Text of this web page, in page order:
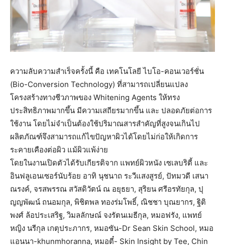
ความลับความสำเร็จครั้งนี้ คือ เทคโนโลยี ไบโอ-คอนเวอร์ชั่น
(Bio-Conversion Technology) ที่สามารถเปลี่ยนแปลง
โครงสร้างทางชีวภาพของ Whitening Agents ให้ทรง
ประสิทธิภาพมากขึ้น มีความเสถียรมากขึ้น และ ปลอดภัยต่อการ
ใช้งาน โดยไม่จำเป็นต้องใช้ปริมาณสารสำคัญที่สูงจนเกินไป
ผลิตภัณฑ์จึงสามารถแก้ไขปัญหาผิวได้โดยไม่ก่อให้เกิดการ
ระคายเคืองต่อผิว แม้ผิวแพ้ง่าย
โดยในงานเปิดตัวได้รับเกียรติจาก แพทย์ผิวหนัง เซเลบริตี้ และ
อินฟลูเอนเซอร์นับร้อย อาทิ นุชนาถ ระวีแสงสูรย์, ปัทมวดี เสนา
ณรงค์, จรสพรรณ สวัสดิวัตน์ ณ อยุธยา, สุริยน ศรีอรทัยกุล, ปุ
ญญพัฒน์ ถนอมกุล, พิชิตพล ทองร่มโพธิ์, ณิชชา บุณยากร, ฐิติ
พงศ์ ล้อประเสริฐ, วิมลลักษณ์ จงรัตนเมธีกุล, หมอฟรัง, แพทย์
หญิง นรีกุล เกตุประภากร, หมอซัน-Dr Sean Skin School, หมอ
แอนนา-khunmhoranna, หมอตี๋- Skin Insight by Tee, Chin